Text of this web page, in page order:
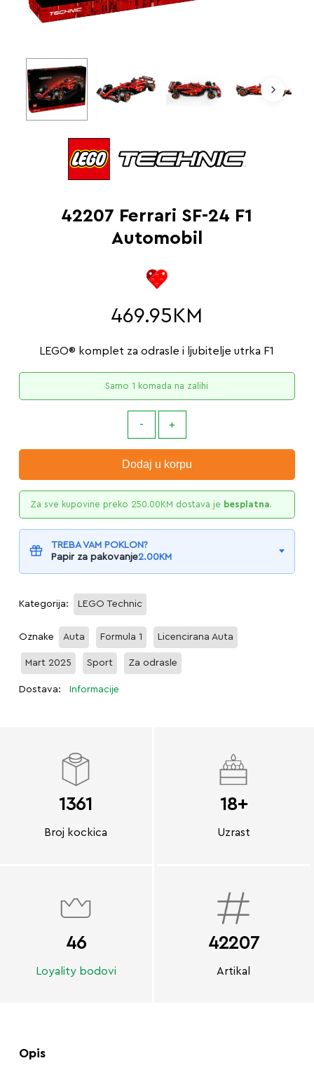
42207 Ferrari SF-24 F1
Automobil
469.95 KM
LEGO® komplet za odrasle i ljubitelje utrka F1
Samo 1 komada na zalihi
Dodaj u korpu
Za sve kupovine preko 250.00KM dostava je besplatna.
TREBA VAM POKLON?
Papir za pakovanje2.00KM
Kategorija: LEGO Technic
Oznake Auta Formula 1 Licencirana Auta
Mart 2025 Sport Za odrasle
Dostava: Informacije
1361
Broj kockica
18+
Uzrast
46
Loyality bodovi
42207
Artikal
Opis